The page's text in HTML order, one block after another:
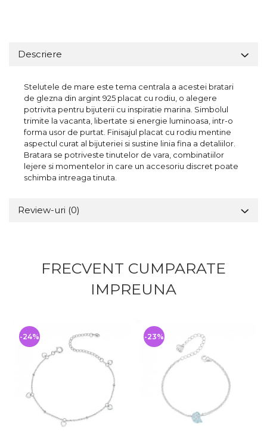
Descriere
Stelutele de mare este tema centrala a acestei bratari
de glezna din argint 925 placat cu rodiu, o alegere
potrivita pentru bijuterii cu inspiratie marina. Simbolul
trimite la vacanta, libertate si energie luminoasa, intr-o
forma usor de purtat. Finisajul placat cu rodiu mentine
aspectul curat al bijuteriei si sustine linia fina a detaliilor.
Bratara se potriveste tinutelor de vara, combinatiilor
lejere si momentelor in care un accesoriu discret poate
schimba intreaga tinuta.
Review-uri (0)
FRECVENT CUMPARATE
IMPREUNA
-24% -23%